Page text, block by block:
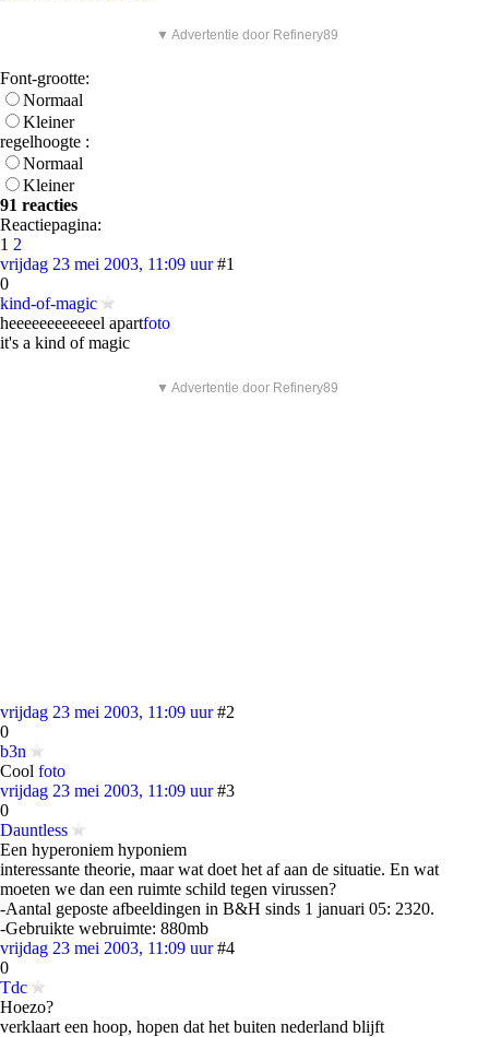
▼ Advertentie door Refinery89
Font-grootte:
Normaal
Kleiner
regelhoogte :
Normaal
Kleiner
91 reacties
Reactiepagina:
1 2
vrijdag 23 mei 2003, 11:09 uur #1
0
kind-of-magic
heeeeeeeeeeeel apartfoto
it's a kind of magic
▼ Advertentie door Refinery89
vrijdag 23 mei 2003, 11:09 uur #2
0
b3n
Cool foto
vrijdag 23 mei 2003, 11:09 uur #3
0
Dauntless
Een hyperoniem hyponiem
interessante theorie, maar wat doet het af aan de situatie. En wat
moeten we dan een ruimte schild tegen virussen?
-Aantal geposte afbeeldingen in B&H sinds 1 januari 05: 2320.
-Gebruikte webruimte: 880mb
vrijdag 23 mei 2003, 11:09 uur #4
0
Tdc
Hoezo?
verklaart een hoop, hopen dat het buiten nederland blijft